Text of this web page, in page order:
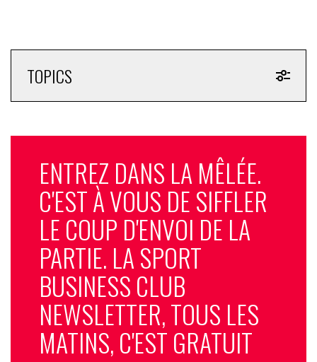
TOPICS
ENTREZ DANS LA MÊLÉE.
C'EST À VOUS DE SIFFLER
LE COUP D'ENVOI DE LA
PARTIE. LA SPORT
BUSINESS CLUB
NEWSLETTER, TOUS LES
MATINS, C'EST GRATUIT